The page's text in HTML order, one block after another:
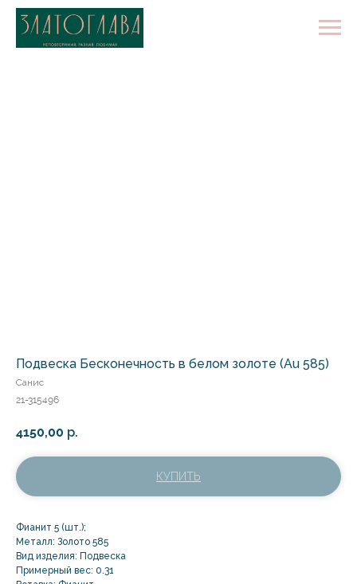
Подвеска Бесконечность в белом золоте (Au 585)
Санис
21-315496
4150,00 р.
КУПИТЬ
Фианит 5 (шт.);
Металл: Золото 585
Вид изделия: Подвеска
Примерный вес: 0.31